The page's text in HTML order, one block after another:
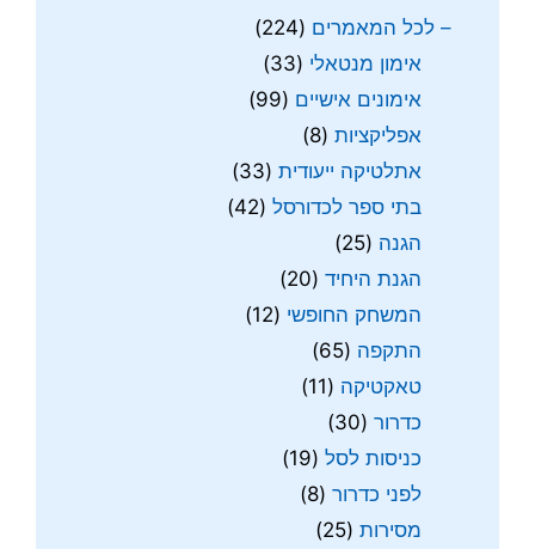
– לכל המאמרים (224)
אימון מנטאלי (33)
אימונים אישיים (99)
אפליקציות (8)
אתלטיקה ייעודית (33)
בתי ספר לכדורסל (42)
הגנה (25)
הגנת היחיד (20)
המשחק החופשי (12)
התקפה (65)
טאקטיקה (11)
כדרור (30)
כניסות לסל (19)
לפני כדרור (8)
מסירות (25)